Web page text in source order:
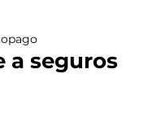
a seguros